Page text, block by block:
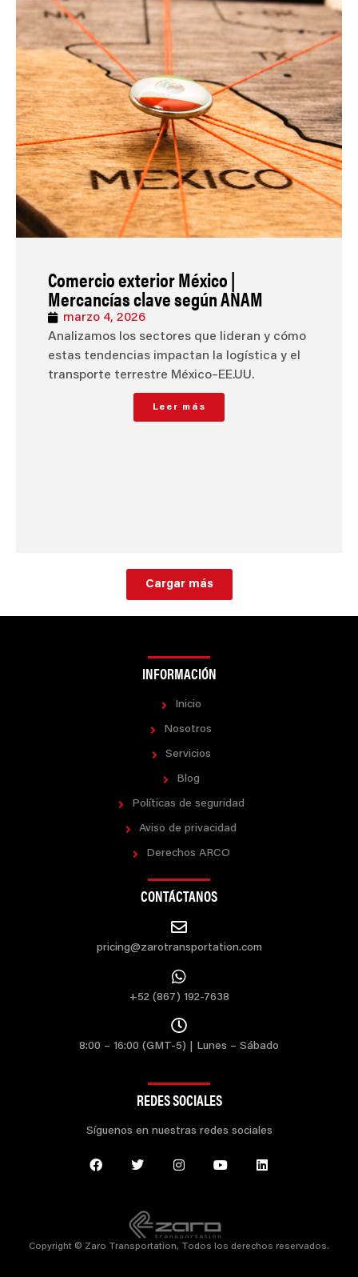
Comercio exterior México |
Mercancías clave según ANAM
marzo 4, 2026
Analizamos los sectores que lideran y cómo
estas tendencias impactan la logística y el
transporte terrestre México–EE.UU.
Leer más
Cargar más
INFORMACIÓN
Inicio
Nosotros
Servicios
Blog
Políticas de seguridad
Aviso de privacidad
Derechos ARCO
CONTÁCTANOS
pricing@zarotransportation.com
+52 (867) 192-7638
8:00 – 16:00 (GMT-5) | Lunes – Sábado
REDES SOCIALES
Síguenos en nuestras redes sociales
Copyright © Zaro Transportation, Todos los derechos reservados.